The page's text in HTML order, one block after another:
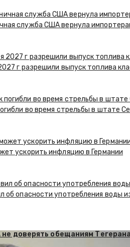
служба США вернула
г разрешили выпуск топлива
во время стрельбы в штате
ускорить инфляцию в Германии
об опасности употребления воды
доверять обещаниям